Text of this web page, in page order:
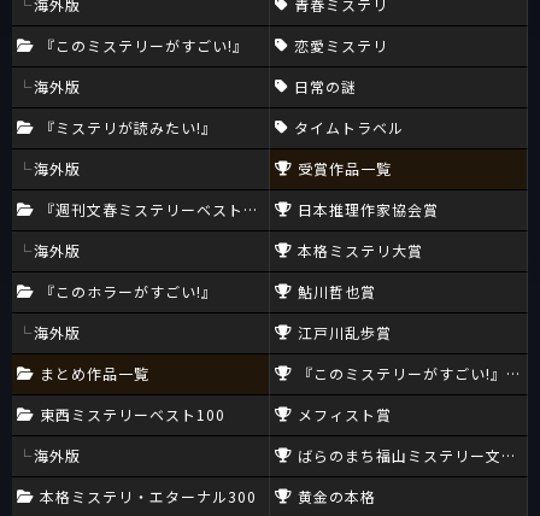
海外版
『このミステリーがすごい!』
海外版
『ミステリが読みたい!』
海外版
『週刊文春ミステリーベスト10』
海外版
『このホラーがすごい!』
海外版
まとめ作品一覧
東西ミステリーベスト100
海外版
本格ミステリ・エターナル300
青春ミステリ
恋愛ミステリ
日常の謎
タイムトラベル
受賞作品一覧
日本推理作家協会賞
本格ミステリ大賞
鮎川哲也賞
江戸川乱歩賞
『このミステリーがすごい!』大賞
メフィスト賞
ばらのまち福山ミステリー文学新
黄金の本格